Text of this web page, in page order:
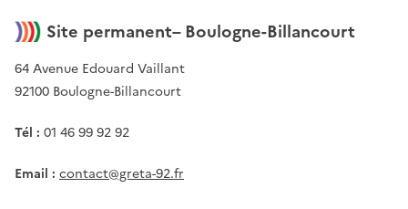
Site permanent– Boulogne-Billancourt
64 Avenue Edouard Vaillant
92100 Boulogne-Billancourt
Tél : 01 46 99 92 92
Email : contact@greta-92.fr